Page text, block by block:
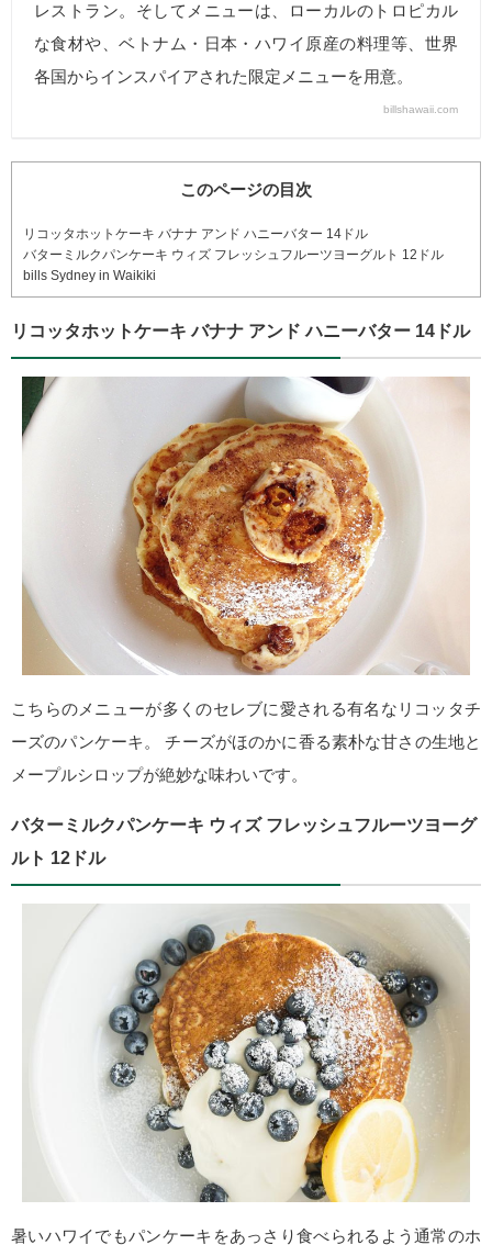
レストラン。そしてメニューは、ローカルのトロピカル
な食材や、ベトナム・日本・ハワイ原産の料理等、世界
各国からインスパイアされた限定メニューを用意。
billshawaii.com
このページの目次
リコッタホットケーキ バナナ アンド ハニーバター 14ドル
バターミルクパンケーキ ウィズ フレッシュフルーツヨーグルト 12ドル
bills Sydney in Waikiki
リコッタホットケーキ バナナ アンド ハニーバター 14ドル
こちらのメニューが多くのセレブに愛される有名なリコッタチ
ーズのパンケーキ。 チーズがほのかに香る素朴な甘さの生地と
メープルシロップが絶妙な味わいです。
バターミルクパンケーキ ウィズ フレッシュフルーツヨーグ
ルト 12ドル
暑いハワイでもパンケーキをあっさり食べられるよう通常のホ